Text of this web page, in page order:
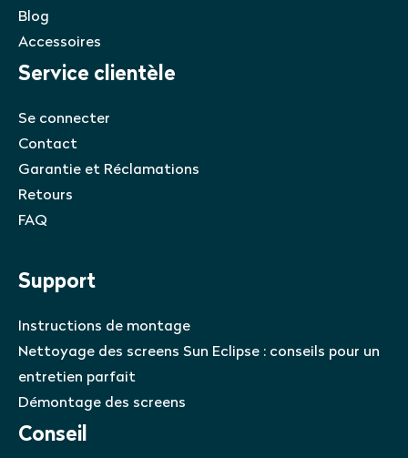
Blog
Accessoires
Service clientèle
Se connecter
Contact
Garantie et Réclamations
Retours
FAQ
Support
Instructions de montage
Nettoyage des screens Sun Eclipse : conseils pour un
entretien parfait
Démontage des screens
Conseil